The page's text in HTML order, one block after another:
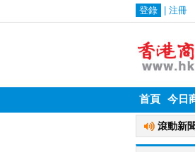
首頁 今日